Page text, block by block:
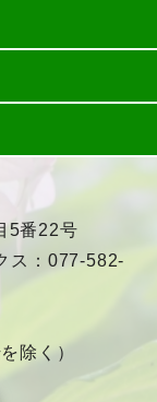
5番22号
ス：077-582-
除く）